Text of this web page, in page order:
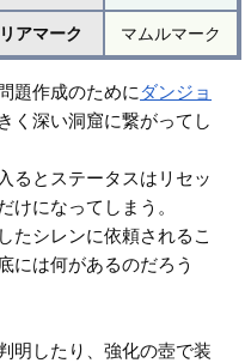
アマーク マムルマーク
題作成のために ダンジョ
く深い洞窟に繋がってし
るとステータスはリセッ
けになってしまう。
たシレンに依頼されるこ
には何があるのだろう
明したり、強化の壺で装